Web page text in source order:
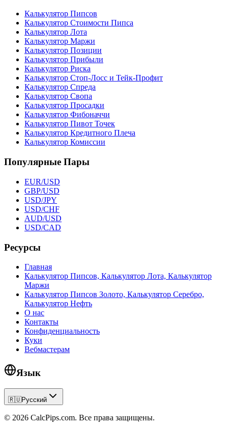
Калькулятор Пипсов
Калькулятор Стоимости Пипса
Калькулятор Лота
Калькулятор Маржи
Калькулятор Позиции
Калькулятор Прибыли
Калькулятор Риска
Калькулятор Стоп-Лосс и Тейк-Профит
Калькулятор Спреда
Калькулятор Свопа
Калькулятор Просадки
Калькулятор Фибоначчи
Калькулятор Пивот Точек
Калькулятор Кредитного Плеча
Калькулятор Комиссии
Популярные Пары
EUR/USD
GBP/USD
USD/JPY
USD/CHF
AUD/USD
USD/CAD
Ресурсы
Главная
Калькулятор Пипсов, Калькулятор Лота, Калькулятор
Маржи
Калькулятор Пипсов Золото, Калькулятор Серебро,
Калькулятор Нефть
О нас
Контакты
Конфиденциальность
Куки
Вебмастерам
Язык
🇷🇺Русский
© 2026 CalcPips.com. Все права защищены.